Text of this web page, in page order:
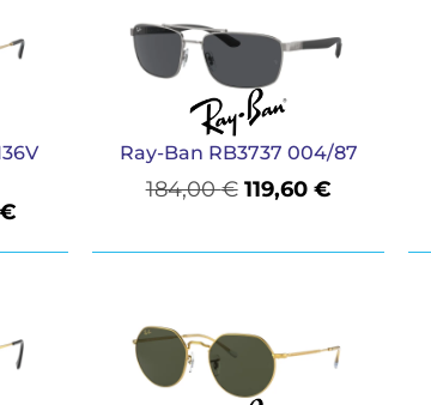
€
Ray-Ban RB3737 004/87
184,00€ 119,60 €